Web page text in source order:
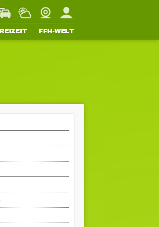
WetterWebcamMein FFH
FFH-WELT